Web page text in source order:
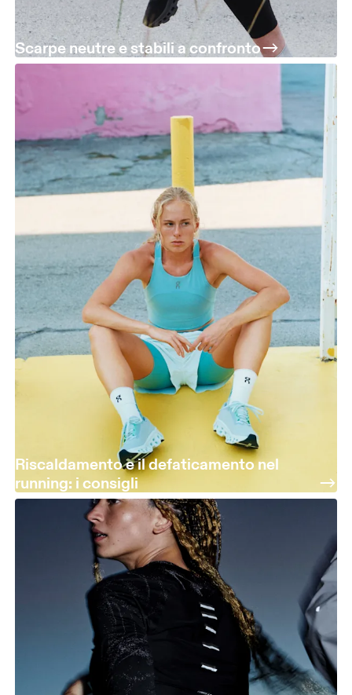
Scarpe neutre e stabili a confronto
Riscaldamento e il defaticamento nel
running: i consigli